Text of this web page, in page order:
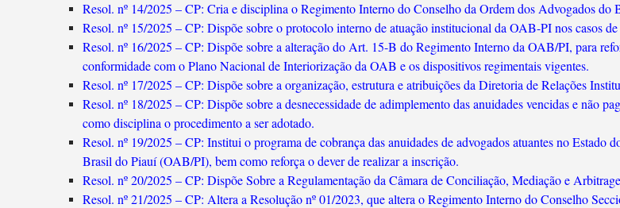
Resol. nº 14/2025 – CP: Cria e disciplina o Regimento Interno do Conselho da Ordem dos Advogados do
Resol. nº 15/2025 – CP: Dispõe sobre o protocolo interno de atuação institucional da OAB-PI nos casos
Resol. nº 16/2025 – CP: Dispõe sobre a alteração do Art. 15-B do Regimento Interno da OAB/PI, para
conformidade com o Plano Nacional de Interiorização da OAB e os dispositivos regimentais vigentes.
Resol. nº 17/2025 – CP: Dispõe sobre a organização, estrutura e atribuições da Diretoria de Relações
Resol. nº 18/2025 – CP: Dispõe sobre a desnecessidade de adimplemento das anuidades vencidas e não
como disciplina o procedimento a ser adotado.
Resol. nº 19/2025 – CP: Institui o programa de cobrança das anuidades de advogados atuantes no
Brasil do Piauí (OAB/PI), bem como reforça o dever de realizar a inscrição.
Resol. nº 20/2025 – CP: Dispõe Sobre a Regulamentação da Câmara de Conciliação, Mediação e
Resol. nº 21/2025 – CP: Altera a Resolução nº 01/2023, que altera o Regimento Interno do Conselho